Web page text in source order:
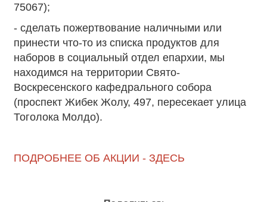
75067);
- сделать пожертвование наличными или
принести что-то из списка продуктов для
наборов в социальный отдел епархии, мы
находимся на территории Свято-
Воскресенского кафедрального собора
(проспект Жибек Жолу, 497, пересекает улица
Тоголока Молдо).
ПОДРОБНЕЕ ОБ АКЦИИ - ЗДЕСЬ